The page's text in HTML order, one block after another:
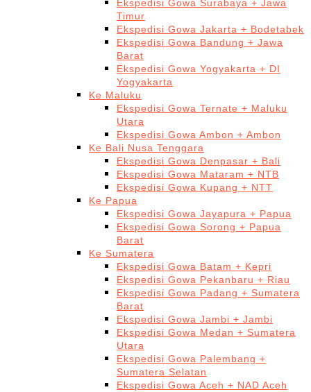
Ekspedisi Gowa Surabaya + Jawa
Timur
Ekspedisi Gowa Jakarta + Bodetabek
Ekspedisi Gowa Bandung + Jawa
Barat
Ekspedisi Gowa Yogyakarta + DI
Yogyakarta
Ke Maluku
Ekspedisi Gowa Ternate + Maluku
Utara
Ekspedisi Gowa Ambon + Ambon
Ke Bali Nusa Tenggara
Ekspedisi Gowa Denpasar + Bali
Ekspedisi Gowa Mataram + NTB
Ekspedisi Gowa Kupang + NTT
Ke Papua
Ekspedisi Gowa Jayapura + Papua
Ekspedisi Gowa Sorong + Papua
Barat
Ke Sumatera
Ekspedisi Gowa Batam + Kepri
Ekspedisi Gowa Pekanbaru + Riau
Ekspedisi Gowa Padang + Sumatera
Barat
Ekspedisi Gowa Jambi + Jambi
Ekspedisi Gowa Medan + Sumatera
Utara
Ekspedisi Gowa Palembang +
Sumatera Selatan
Ekspedisi Gowa Aceh + NAD Aceh